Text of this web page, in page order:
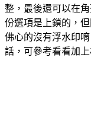
整，最後還可以在
份選項是上鎖的，
佛心的沒有浮水印
話，可參考看看加上